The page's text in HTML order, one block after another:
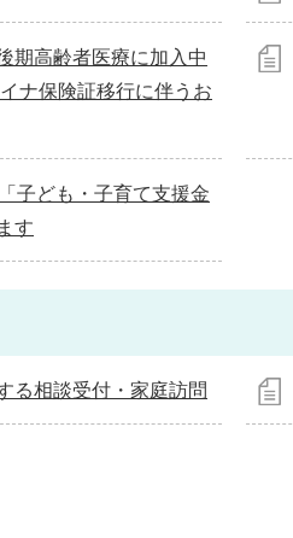
期高齢者医療に加入中
ナ保険証移行に伴うお
子ども・子育て支援金
す
る相談受付・家庭訪問